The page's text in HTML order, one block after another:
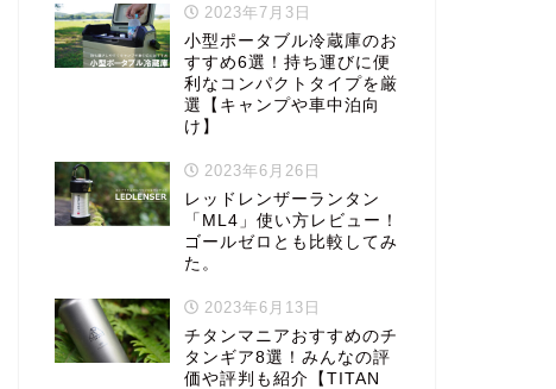
2023年7月3日
小型ポータブル冷蔵庫のお
すすめ6選！持ち運びに便
利なコンパクトタイプを厳
選【キャンプや車中泊向
け】
2023年6月26日
レッドレンザーランタン
「ML4」使い方レビュー！
ゴールゼロとも比較してみ
た。
2023年6月13日
チタンマニアおすすめのチ
タンギア8選！みんなの評
価や評判も紹介【TITAN